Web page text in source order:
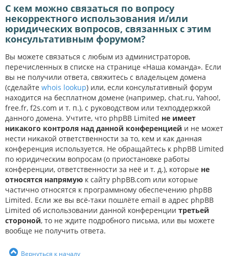
С кем можно связаться по вопросу
некорректного использования и/или
юридических вопросов, связанных с этим
консультативным форумом?
Вы можете связаться с любым из администраторов,
перечисленных в списке на странице «Наша команда». Если
вы не получили ответа, свяжитесь с владельцем домена
(сделайте whois lookup) или, если консультативный форум
находится на бесплатном домене (например, chat.ru, Yahoo!,
free.fr, f2s.com и т. п.), с руководством или техподдержкой
данного домена. Учтите, что phpBB Limited не имеет
никакого контроля над данной конференцией и не может
нести никакой ответственности за то, кем и как данная
конференция используется. Не обращайтесь к phpBB Limited
по юридическим вопросам (о приостановке работы
конференции, ответственности за неё и т. д.), которые не
относятся напрямую к сайту phpBB.com или которые
частично относятся к программному обеспечению phpBB
Limited. Если же вы всё-таки пошлёте email в адрес phpBB
Limited об использовании данной конференции третьей
стороной, то не ждите подробного письма, или вы можете
вообще не получить ответа.
Вернуться к началу